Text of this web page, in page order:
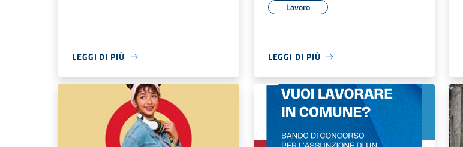
LEGGI DI PIÙ
Lavoro
LEGGI DI PIÙ